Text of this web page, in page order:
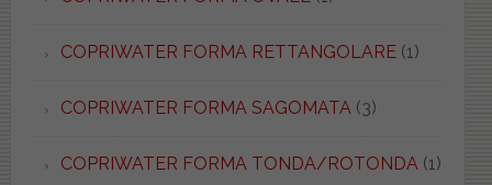
COPRIWATER FORMA RETTANGOLARE(1)
COPRIWATER FORMA SAGOMATA (3)
COPRIWATER FORMA TONDA/ROTONDA (1)